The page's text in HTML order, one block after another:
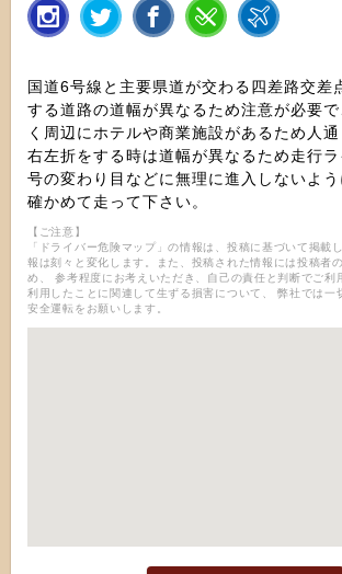
国道6号線と主要県道が交わる四差路交差
する道路の道幅が異なるため注意が必要
く周辺にホテルや商業施設があるため人通
右左折をする時は道幅が異なるため走行
号の変わり目などに無理に進入しないよ
確かめて走って下さい。
【ご注意】
「ドライバー危険マップ」の情報は、投稿に基づいて掲載
報は刻々と変化します。また、投稿された情報には投稿者
め、 参考程度にお考えいただき、自己の責任と判断でご利
利用したことに関連して生ずる損害について、 弊社では一
安全運転をお願いします。